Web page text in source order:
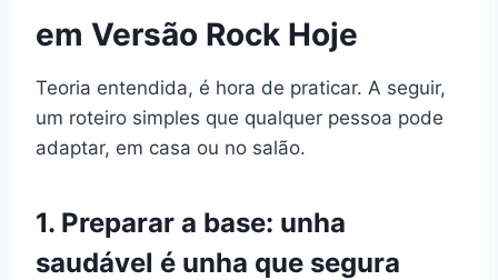
em Versão Rock Hoje
Teoria entendida, é hora de praticar. A seguir,
um roteiro simples que qualquer pessoa pode
adaptar, em casa ou no salão.
1. Preparar a base: unha
saudável é unha que segura